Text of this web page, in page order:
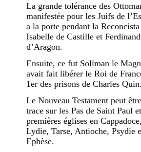
La grande tolérance des
manifestée pour les Juifs de
a la porte pendant la
Isabelle de Castille et
d’Aragon.
Ensuite, ce fut Solïman le
avait fait libérer le Roi de
1er des prisons de Charles Quin.
Le Nouveau Testament peut
trace sur les Pas de Saint Paul
premières églises en
Lydie, Tarse, Antioche, Psydie
Ephèse.